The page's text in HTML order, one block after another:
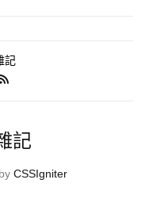
記
記
CSSIgniter